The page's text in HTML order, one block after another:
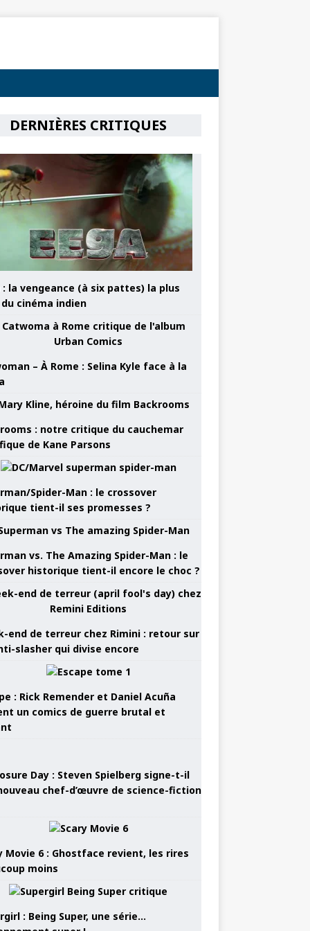
DERNIÈRES CRITIQUES
: la vengeance (à six pattes) la plus
cinéma indien
– À Rome : Selina Kyle face à la
: notre critique du cauchemar
de Kane Parsons
Spider-Man : le crossover
tient-il ses promesses ?
vs. The Amazing Spider-Man : le
historique tient-il encore le choc ?
end de terreur chez Rimini : retour sur
slasher qui divise encore
: Rick Remender et Daniel Acuña
un comics de guerre brutal et
Day : Steven Spielberg signe-t-il
chef-d’œuvre de science-fiction
Movie 6 : Ghostface revient, les rires
moins
: Being Super, une série…